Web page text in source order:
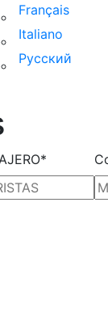
Français
Italiano
Русский